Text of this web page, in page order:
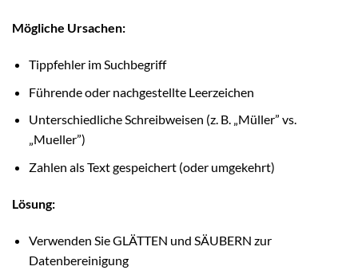
Mögliche Ursachen:
Tippfehler im Suchbegriff
Führende oder nachgestellte Leerzeichen
Unterschiedliche Schreibweisen (z. B. „Müller” vs.
„Mueller”)
Zahlen als Text gespeichert (oder umgekehrt)
Lösung:
Verwenden Sie GLÄTTEN und SÄUBERN zur
Datenbereinigung